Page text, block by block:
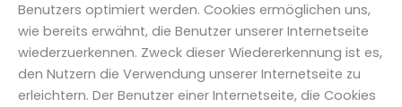
Benutzers optimiert werden. Cookies ermöglichen uns,
wie bereits erwähnt, die Benutzer unserer Internetseite
wiederzuerkennen. Zweck dieser Wiedererkennung ist es,
den Nutzern die Verwendung unserer Internetseite zu
erleichtern. Der Benutzer einer Internetseite, die Cookies